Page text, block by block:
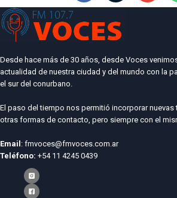
Desde hace más de 30 años, desde Voces
actualidad de nuestra ciudad y del mundo con la
el sur del conurbano.
El paso del tiempo nos permitió incorporar
otras formas de contacto, pero siempre con el
Email: fmvoces@fmvoces.com.ar
Teléfono: +54 11 4245 0439